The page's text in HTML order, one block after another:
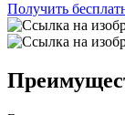
Получить